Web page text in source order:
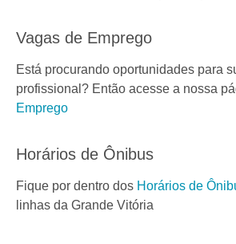
Vagas de Emprego
Está procurando oportunidades para
profissional? Então acesse a nossa
Emprego
Horários de Ônibus
Fique por dentro dos Horários de
linhas da Grande Vitória